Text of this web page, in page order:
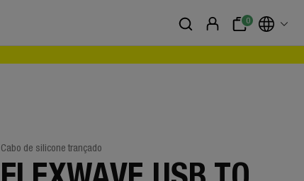
0
Cabo de silicone trançado